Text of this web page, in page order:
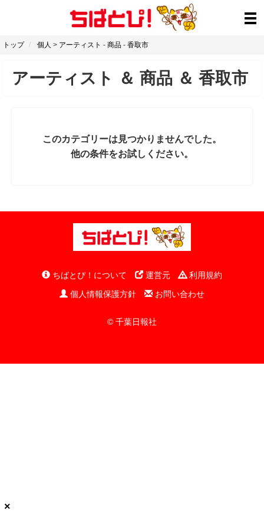
トップ 個人 > アーティスト - 商品 - 香取市
アーティスト ＆ 商品 ＆ 香取市
このカテゴリーは見つかりませんでした。
他の条件をお試しください。
ちばとぴ！について 運営元
利用規約
個人情報保護方針
お問い合わせ
© 千葉日報社
×